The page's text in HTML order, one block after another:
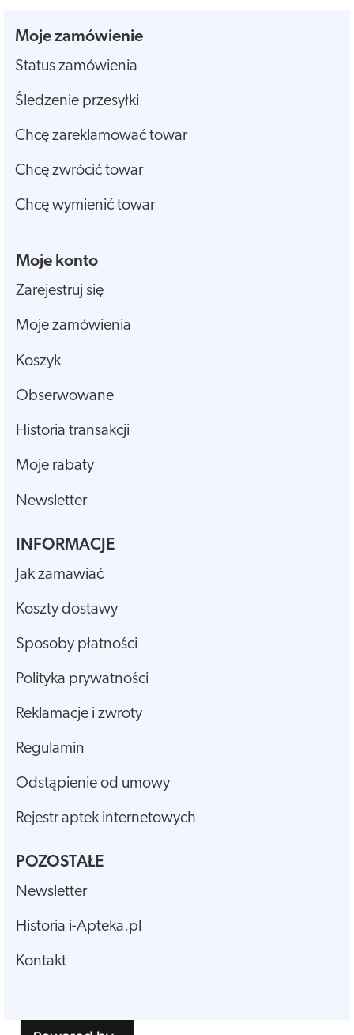
Moje zamówienie
Status zamówienia
Śledzenie przesyłki
Chcę zareklamować towar
Chcę zwrócić towar
Chcę wymienić towar
Moje konto
Zarejestruj się
Moje zamówienia
Koszyk
Obserwowane
Historia transakcji
Moje rabaty
Newsletter
INFORMACJE
Jak zamawiać
Koszty dostawy
Sposoby płatności
Polityka prywatności
Reklamacje i zwroty
Regulamin
Odstąpienie od umowy
Rejestr aptek internetowych
POZOSTAŁE
Newsletter
Historia i-Apteka.pl
Kontakt